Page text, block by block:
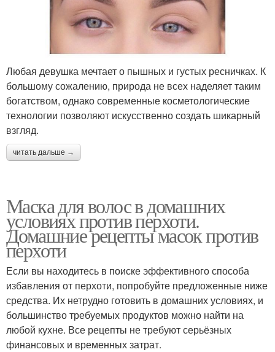
Любая девушка мечтает о пышных и густых ресничках. К
большому сожалению, природа не всех наделяет таким
богатством, однако современные косметологические
технологии позволяют искусственно создать шикарный
взгляд.
читать дальше →
Маска для волос в домашних
условиях против перхоти.
Домашние рецепты масок против
перхоти
Если вы находитесь в поиске эффективного способа
избавления от перхоти, попробуйте предложенные ниже
средства. Их нетрудно готовить в домашних условиях, и
большинство требуемых продуктов можно найти на
любой кухне. Все рецепты не требуют серьёзных
финансовых и временных затрат.